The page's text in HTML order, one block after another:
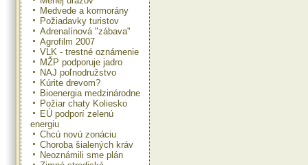
Medvede a kormorány
Požiadavky turistov
Adrenalínová "zábava"
Agrofilm 2007
VLK - trestné oznámenie
MŽP podporuje jadro
NAJ poľnodružstvo
Kúrite drevom?
Bioenergia medzinárodne
Požiar chaty Koliesko
EÚ podporí zelenú
energiu
Chcú novú zonáciu
Choroba šialených kráv
Neoznámili sme plán